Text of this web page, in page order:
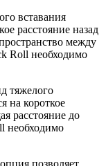
вставания
расстояние назад
между
Roll необходимо
тяжелого
на короткое
расстояние до
необходимо
позволяет